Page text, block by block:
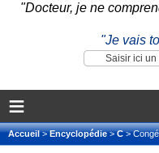
"Docteur, je ne
"Je vais
≡
Accueil>Encyclopédie>C>